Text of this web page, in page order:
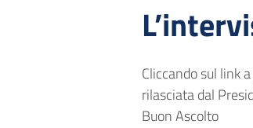
Cliccando sul link
rilasciata dal
Buon Ascolto